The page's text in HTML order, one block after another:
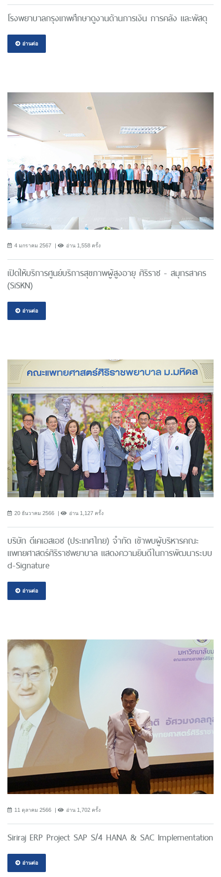
โรงพยาบาลกรุงเทพศึกษาดูงานด้านการเงิน การคลัง และพัสดุ
อ่านต่อ
4 มกราคม 2567 อ่าน 1,558 ครั้ง
เปิดให้บริการศูนย์บริการสุขภาพผู้สูงอายุ ศิริราช - สมุทรสาคร
(SiSKN)
อ่านต่อ
20 ธันวาคม 2566 อ่าน 1,127 ครั้ง
บริษัท ดีเคเอสเอช (ประเทศไทย) จํากัด เข้าพบผู้บริหารคณะ
แพทยศาสตร์ศิริราชพยาบาล แสดงความยินดีในการพัฒนาระบบ
d-Signature
อ่านต่อ
11 ตุลาคม 2566 อ่าน 1,702 ครั้ง
Siriraj ERP Project SAP S/4 HANA & SAC Implementation
อ่านต่อ